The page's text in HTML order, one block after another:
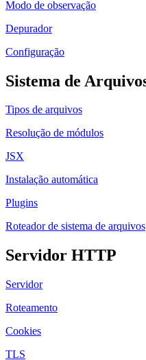
Modo de observação
Depurador
Configuração
Sistema de
Tipos de arquivos
Resolução de módulos
JSX
Instalação automática
Plugins
Roteador de sistema de arquivos
Servidor HTTP
Servidor
Roteamento
Cookies
TLS